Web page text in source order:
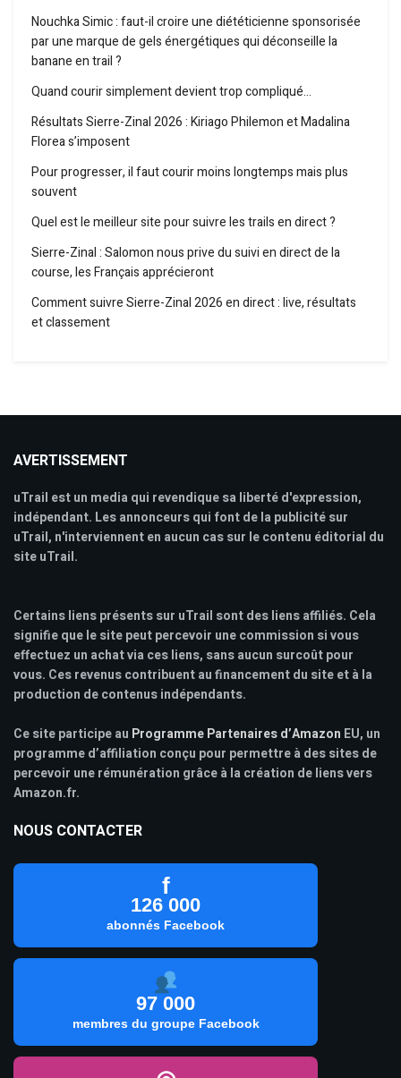
Nouchka Simic : faut-il croire une diététicienne sponsorisée
par une marque de gels énergétiques qui déconseille la
banane en trail ?
Quand courir simplement devient trop compliqué…
Résultats Sierre-Zinal 2026 : Kiriago Philemon et Madalina
Florea s’imposent
Pour progresser, il faut courir moins longtemps mais plus
souvent
Quel est le meilleur site pour suivre les trails en direct ?
Sierre-Zinal : Salomon nous prive du suivi en direct de la
course, les Français apprécieront
Comment suivre Sierre-Zinal 2026 en direct : live, résultats
et classement
AVERTISSEMENT
uTrail est un media qui revendique sa liberté d'expression,
indépendant. Les annonceurs qui font de la publicité sur
uTrail, n'interviennent en aucun cas sur le contenu éditorial du
site uTrail.
Certains liens présents sur uTrail sont des liens affiliés. Cela
signifie que le site peut percevoir une commission si vous
effectuez un achat via ces liens, sans aucun surcoût pour
vous. Ces revenus contribuent au financement du site et à la
production de contenus indépendants.
Ce site participe au Programme Partenaires d’Amazon EU, un
programme d’affiliation conçu pour permettre à des sites de
percevoir une rémunération grâce à la création de liens vers
Amazon.fr.
NOUS CONTACTER
f
126 000
abonnés Facebook
97 000
membres du groupe Facebook